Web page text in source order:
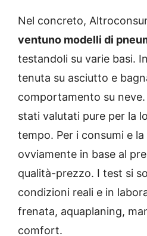
Nel concreto,
ventuno modelli di
testandoli su varie basi.
tenuta su asciutto e
comportamento su
stati valutati pure per la
tempo. Per i consumi e
ovviamente in base al
qualità-prezzo. I test si
condizioni reali e in
frenata, aquaplaning,
comfort.